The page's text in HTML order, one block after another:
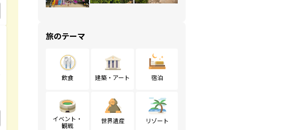
旅のテーマ
飲食 建築・アート 宿泊
イベント・
観戦
世界遺産 リゾート